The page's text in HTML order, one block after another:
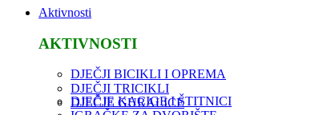
Aktivnosti
AKTIVNOSTI
DJEČJI BICIKLI I OPREMA
DJEČJI TRICIKLI
DJEČJE GURALICE
DJEČJE KACIGE I ŠTITNICI